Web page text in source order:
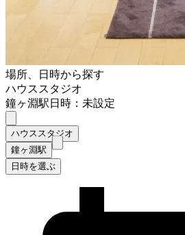
場所、日時から探す
ハウススタジオ
鐘ヶ淵駅日時：未設定
ハウススタジオ
鐘ヶ淵駅
日時を選ぶ